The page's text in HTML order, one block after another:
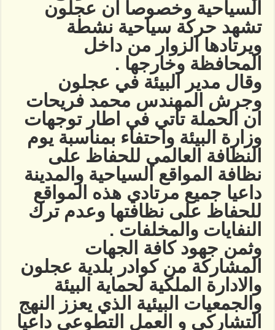
السياحية وخصوصا ان عجلون
تشهد حركة سياحية نشطة
ويرتادها الزوار من داخل
المحافظة وخارجها .
وقال مدير البيئة في عجلون
وجرش المهندس محمد فريحات
ان الحملة تاتي في اطار توجهات
وزارة البيئة واحتفاء بمناسبة يوم
النظافة العالمي للحفاظ على
نظافة المواقع السياحية والمدينة
داعيا جميع مرتادي هذه المواقع
للحفاظ على نظافتها وعدم ترك
النفايات والمخلفات .
وثمن جهود كافة الجهات
المشاركة من كوادر بلدية عجلون
والادارة الملكية لحماية البيئة
والجمعيات البيئية الذي يعزز النهج
التشاركي و العمل التطوعي داعيا